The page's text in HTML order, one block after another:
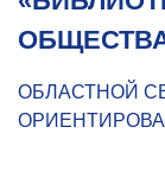
ОБЛАСТНОЙ